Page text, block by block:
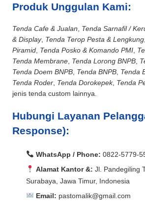
Produk Unggulan Kami:
Tenda Cafe & Jualan Tenda Sarnafil /
& Display, Tenda Terop Pesta & Lengkung
Piramid Tenda Posko & Komando PMI
Tenda Membrane Tenda Lorong BNPB
Tenda Doem BNPB Tenda BNPB Tenda
Tenda Roder Tenda Dorokepek, Tenda
jenis tenda custom lainnya.
Hubungi Layanan
Response):
WhatsApp / Phone: 0822-5779-
Alamat Kantor &: Jl. Pandegiling
Surabaya, Jawa Timur, Indonesia
Email: pastomalik@gmail.com